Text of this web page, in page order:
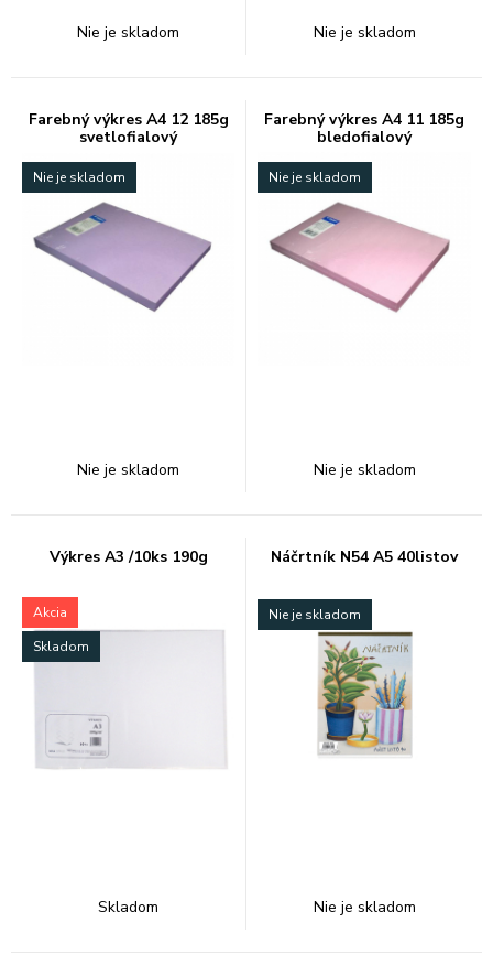
Nie je skladom Nie je skladom
Farebný výkres A4 12 185g
svetlofialový
Nie je skladom
Nie je skladom
Farebný výkres A4 11 185g
bledofialový
Nie je skladom
Nie je skladom
Výkres A3 /10ks 190g
Akcia
Skladom
Skladom
Náčrtník N54 A5 40listov
Nie je skladom
Nie je skladom